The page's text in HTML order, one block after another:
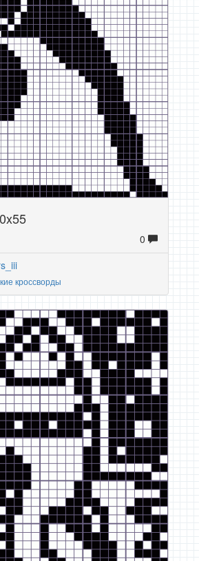
0
кроссворды